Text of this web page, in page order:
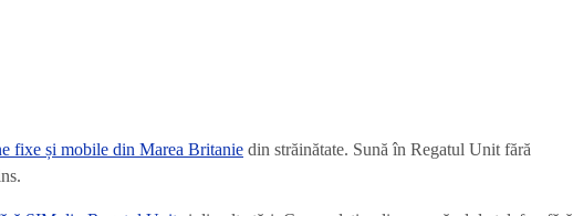
fixe și mobile din Marea Britanie din străinătate. Sună în Regatul Unit fără